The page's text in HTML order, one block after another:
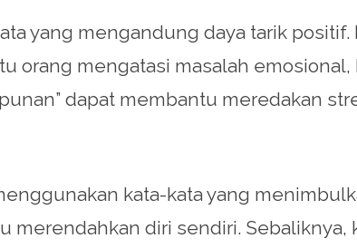
yang mengandung daya tarik
orang mengatasi masalah
dapat membantu meredakan
kata-kata yang
merendahkan diri sendiri.